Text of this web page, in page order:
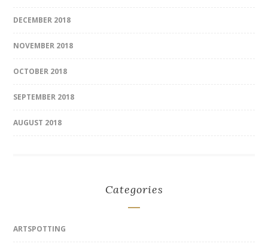
DECEMBER 2018
NOVEMBER 2018
OCTOBER 2018
SEPTEMBER 2018
AUGUST 2018
Categories
ARTSPOTTING